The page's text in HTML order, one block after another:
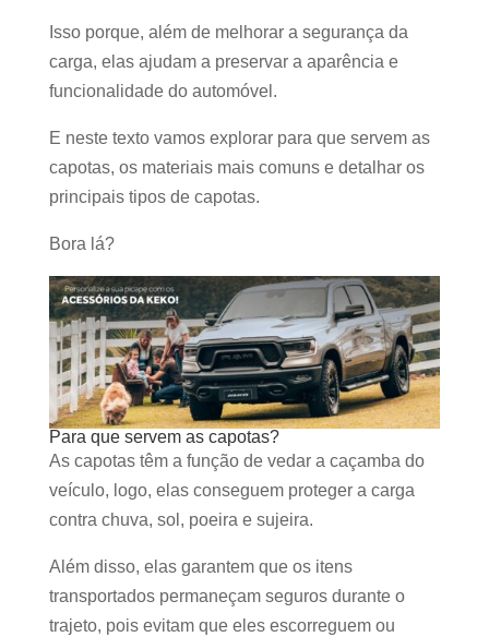
Isso porque, além de melhorar a segurança da
carga, elas ajudam a preservar a aparência e
funcionalidade do automóvel.
E neste texto vamos explorar para que servem as
capotas, os materiais mais comuns e detalhar os
principais tipos de capotas.
Bora lá?
Para que servem as capotas?
As capotas têm a função de vedar a caçamba do
veículo, logo, elas conseguem proteger a carga
contra chuva, sol, poeira e sujeira.
Além disso, elas garantem que os itens
transportados permaneçam seguros durante o
trajeto, pois evitam que eles escorreguem ou